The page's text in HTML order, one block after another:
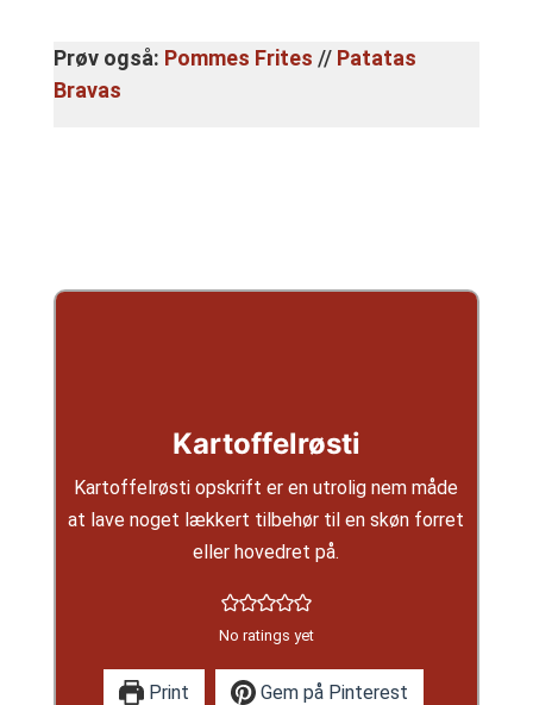
Prøv også: Pommes Frites // Patatas
Bravas
Kartoffelrøsti
Kartoffelrøsti opskrift er en utrolig nem måde
at lave noget lækkert tilbehør til en skøn forret
eller hovedret på.
No ratings yet
Print Gem på Pinterest